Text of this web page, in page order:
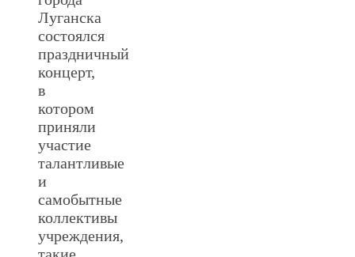
Луганска
состоялся
праздничный
концерт,
в
котором
приняли
участие
талантливые
и
самобытные
коллективы
учреждения,